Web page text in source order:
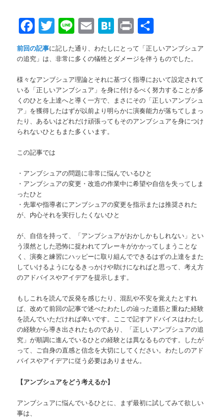
Facebook
Twitter
LineEmailHatena
Print
有
前回の記事に記した通り、わたしにとって「正しいアンブシュア
の追究」は、非常に多くの犠牲とダメージを伴うものでした。
様々なアンブシュア理論とそれに基づく指導において設定されて
いる「正しいアンブシュア」を身に付けるべく努力することが多
くのひとを上達へと導く一方で、まさにその「正しいアンブシュ
ア」を獲得したはずが以前より明らかに演奏能力が落ちてしまっ
たり、あるいはどれだけ頑張ってもそのアンブシュアを身につけ
られないひともまた多くいます。
この記事では
・アンブシュアの問題に非常に悩んでいるひと
・アンブシュアの変更・改造の作業中に希望や自信を失ってしま
ったひと
・先輩や指導者にアンブシュアの変更を指示または推奨された
が、内心それを実行したくないひと
が、自信を持って、「アンブシュアがおかしかもしれない」とい
う漠然とした恐怖に捉われてブレーキがかかってしまうことな
く、演奏と練習にハッピーに取り組んでできるはずの上達をまた
していけるようになるきっかけや助けになればと思って、考え方
のアドバイスやアイデアを提示します。
もしこれを読んで反発を感じたり、混乱や不安を覚えたとすれ
ば、改めて前回の記事で述べたわたしの辿った道筋と重ねた経験
を読んでいただければ幸いです。ここで記すアドバイスはわたし
の経験から導き出されたものであり、「正しいアンブシュアの追
究」が順調に進んでいるひとの経験とは異なるものです。したが
って、ご自身の直感と信念を大切にしてください。わたしのアド
バイスやアイデアに従う必要はありません。
【アンブシュアをどう考えるか】
アンブシュアに悩んでいるひとに、まず最初に試してみて欲しい
事は、